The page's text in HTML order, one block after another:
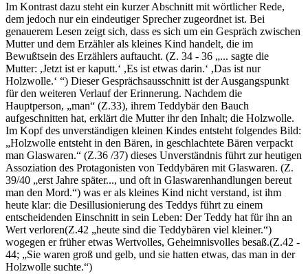
Im Kontrast dazu steht ein kurzer Abschnitt mit wörtlicher Rede,
dem jedoch nur ein eindeutiger Sprecher zugeordnet ist. Bei
genauerem Lesen zeigt sich, dass es sich um ein Gespräch zwischen
Mutter und dem Erzähler als kleines Kind handelt, die im
Bewußtsein des Erzählers auftaucht. (Z. 34 - 36 „... sagte die
Mutter: ,Jetzt ist er kaputt.‘ ,Es ist etwas darin.‘ ,Das ist nur
Holzwolle.‘ “) Dieser Gesprächsausschnitt ist der Ausgangspunkt
für den weiteren Verlauf der Erinnerung. Nachdem die
Hauptperson, „man“ (Z.33), ihrem Teddybär den Bauch
aufgeschnitten hat, erklärt die Mutter ihr den Inhalt; die Holzwolle.
Im Kopf des unverständigen kleinen Kindes entsteht folgendes Bild:
„Holzwolle entsteht in den Bären, in geschlachtete Bären verpackt
man Glaswaren.“ (Z.36 /37) dieses Unverständnis führt zur heutigen
Assoziation des Protagonisten von Teddybären mit Glaswaren. (Z.
39/40 „erst Jahre später..., und oft in Glaswarenhandlungen bereut
man den Mord.“) was er als kleines Kind nicht verstand, ist ihm
heute klar: die Desillusionierung des Teddys führt zu einem
entscheidenden Einschnitt in sein Leben: Der Teddy hat für ihn an
Wert verloren(Z.42 „heute sind die Teddybären viel kleiner.“)
wogegen er früher etwas Wertvolles, Geheimnisvolles besaß.(Z.42 -
44; „Sie waren groß und gelb, und sie hatten etwas, das man in der
Holzwolle suchte.“)